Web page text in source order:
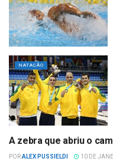
NATAÇÃO
CAMPEONATO MUNDIAL
A zebra que abriu o
PORALEX PUSSIELDI 10 DE